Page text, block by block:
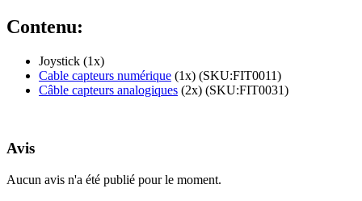
Contenu:
Joystick (1x)
Cable capteurs numérique (1x) (SKU:FIT0011)
Câble capteurs analogiques (2x) (SKU:FIT0031)
Avis
Aucun avis n'a été publié pour le moment.